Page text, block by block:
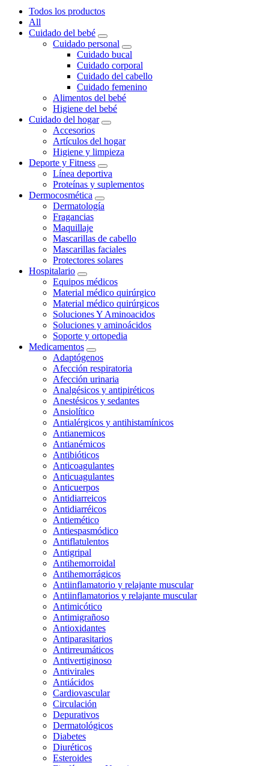
Todos los productos
All
Cuidado del bebé
Cuidado personal
Cuidado bucal
Cuidado corporal
Cuidado del cabello
Cuidado femenino
Alimentos del bebé
Higiene del bebé
Cuidado del hogar
Accesorios
Artículos del hogar
Higiene y limpieza
Deporte y Fitness
Línea deportiva
Proteínas y suplementos
Dermocosmética
Dermatología
Fragancias
Maquillaje
Mascarillas de cabello
Mascarillas faciales
Protectores solares
Hospitalario
Equipos médicos
Material médico quirúrgico
Material médico quirúrgicos
Soluciones Y Aminoacidos
Soluciones y aminoácidos
Soporte y ortopedia
Medicamentos
Adaptógenos
Afección respiratoria
Afección urinaria
Analgésicos y antipiréticos
Anestésicos y sedantes
Ansiolítico
Antialérgicos y antihistamínicos
Antianemicos
Antianémicos
Antibióticos
Anticoagulantes
Anticuagulantes
Anticuerpos
Antidiarreicos
Antidiarréicos
Antiemético
Antiespasmódico
Antiflatulentos
Antigripal
Antihemorroidal
Antihemorrágicos
Antiinflamatorio y relajante muscular
Antiinflamatorios y relajante muscular
Antimicótico
Antimigrañoso
Antioxidantes
Antiparasitarios
Antirreumáticos
Antivertiginoso
Antivirales
Antiácidos
Cardiovascular
Circulación
Depurativos
Dermatológicos
Diabetes
Diuréticos
Esteroides